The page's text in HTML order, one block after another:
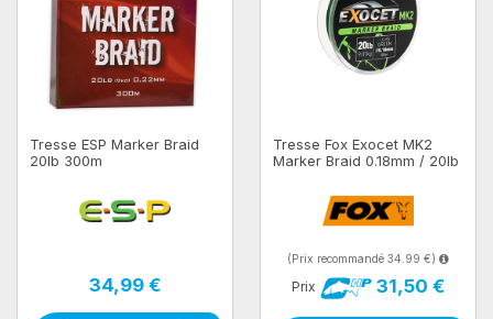
Tresse ESP Marker Braid
20lb 300m
34,99 €
Tresse Fox Exocet MK2
Marker Braid 0.18mm / 20lb
(Prix recommandé 34.99 €)
Prix 31,50 €